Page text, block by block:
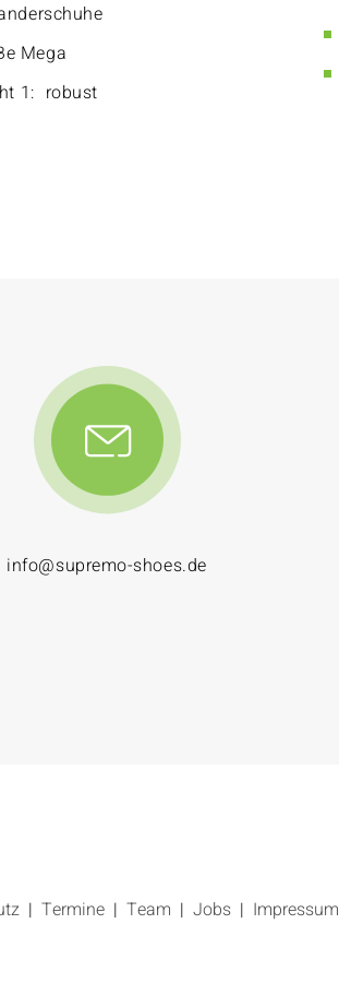
Mega
1: robust
info@supremo-shoes.de
Termine Team Jobs Impressum